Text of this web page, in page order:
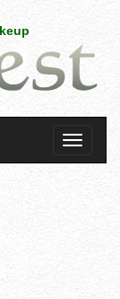
Toggle